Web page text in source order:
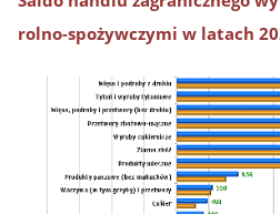
rolno-spożywczymi w latach